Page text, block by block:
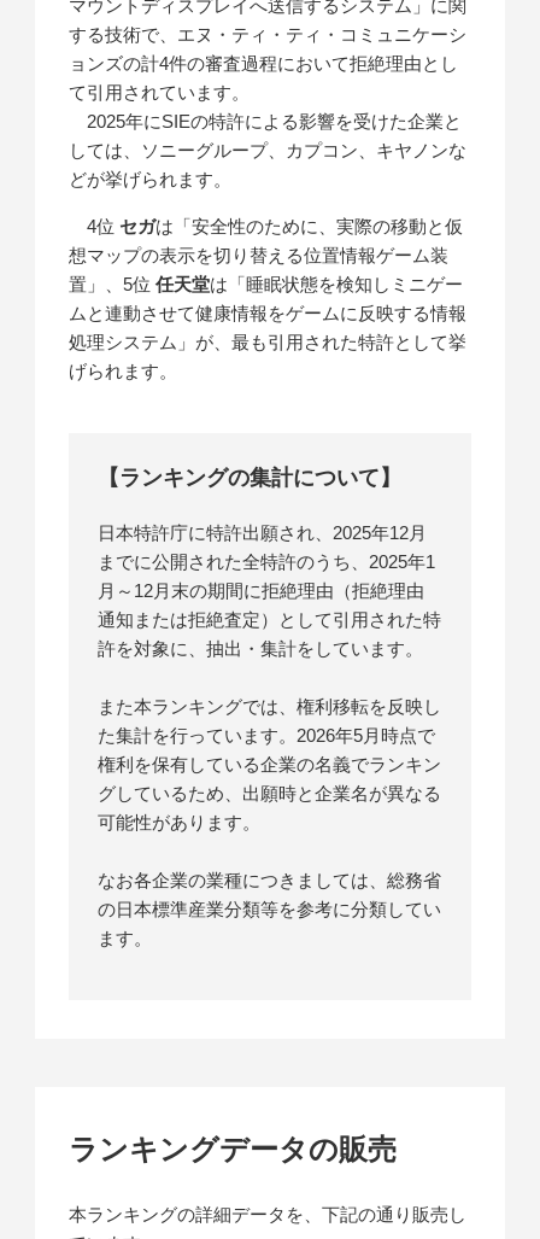
マウントディスプレイへ送信するシステム」に関
する技術で、エヌ・ティ・ティ・コミュニケーシ
ョンズの計4件の審査過程において拒絶理由とし
て引用されています。
2025年にSIEの特許による影響を受けた企業と
しては、ソニーグループ、カプコン、キヤノンな
どが挙げられます。
4位 セガは「安全性のために、実際の移動と仮
想マップの表示を切り替える位置情報ゲーム装
置」、5位任天堂は「睡眠状態を検知しミニゲー
ムと連動させて健康情報をゲームに反映する情報
処理システム」が、最も引用された特許として挙
げられます。
【ランキングの集計について】
日本特許庁に特許出願され、2025年12月
までに公開された全特許のうち、2025年1
月～12月末の期間に拒絶理由（拒絶理由
通知または拒絶査定）として引用された特
許を対象に、抽出・集計をしています。
また本ランキングでは、権利移転を反映し
た集計を行っています。2026年5月時点で
権利を保有している企業の名義でランキン
グしているため、出願時と企業名が異なる
可能性があります。
なお各企業の業種につきましては、総務省
の日本標準産業分類等を参考に分類してい
ます。
ランキングデータの販売
本ランキングの詳細データを、下記の通り販売し